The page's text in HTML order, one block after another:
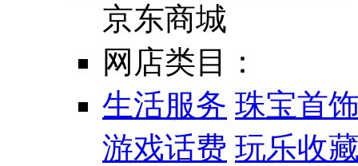
京东商城
网店类目：
生活服务 珠宝首
游戏话费 玩乐收